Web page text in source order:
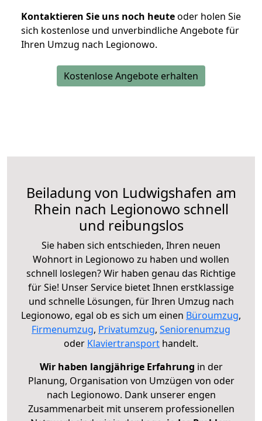
Kontaktieren Sie uns noch heuteoder holen Sie
sich kostenlose und unverbindliche Angebote für
Ihren Umzug nach Legionowo.
Kostenlose Angebote erhalten
Beiladung von Ludwigshafen am
Rhein nach Legionowo schnell
und reibungslos
Sie haben sich entschieden, Ihren neuen
Wohnort in Legionowo zu haben und wollen
schnell loslegen? Wir haben genau das Richtige
für Sie! Unser Service bietet Ihnen erstklassige
und schnelle Lösungen, für Ihren Umzug nach
Legionowo, egal ob es sich um einen Büroumzug,
Firmenumzug, Privatumzug, Seniorenumzug
oder Klaviertransport handelt.
Wir haben langjährige Erfahrung in der
Planung, Organisation von Umzügen von oder
nach Legionowo. Dank unserer engen
Zusammenarbeit mit unserem professionellen